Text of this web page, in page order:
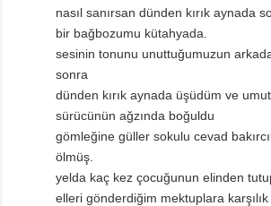
nasıl sanırsan dünden kırık aynada
bir bağbozumu kütahyada.
sesinin tonunu unuttuğumuzun
sonra
dünden kırık aynada üşüdüm ve
sürücünün ağzında boğuldu
gömleğine güller sokulu cevad
ölmüş.
yelda kaç kez çocuğunun elinden
elleri gönderdiğim mektuplara